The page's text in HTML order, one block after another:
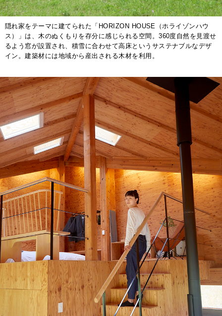
隠れ家をテーマに建てられた「HORIZON HOUSE（ホライゾンハウ
ス）」は、木のぬくもりを存分に感じられる空間。360度自然を見渡せ
るよう窓が設置され、積雪に合わせて高床というサステナブルなデザ
イン。建築材には地域から産出される木材を利用。